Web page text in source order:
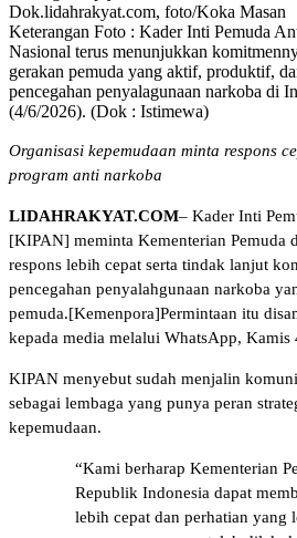
Dok.lidahrakyat.com, foto/Koka Masan
Keterangan Foto : Kader Inti Pemuda
Nasional terus menunjukkan
gerakan pemuda yang aktif, produktif,
pencegahan penyalagunaan narkoba di
(4/6/2026). (Dok : Istimewa)
Organisasi kepemudaan minta respons
program anti narkoba
LIDAHRAKYAT.COM– Kader Inti
[KIPAN] meminta Kementerian Pemuda
respons lebih cepat serta tindak lanjut
pencegahan penyalahgunaan narkoba
pemuda.[Kemenpora]Permintaan itu
kepada media melalui WhatsApp, Kamis
KIPAN menyebut sudah menjalin
sebagai lembaga yang punya peran
kepemudaan.
“Kami berharap Kementerian
Republik Indonesia dapat
lebih cepat dan perhatian yang